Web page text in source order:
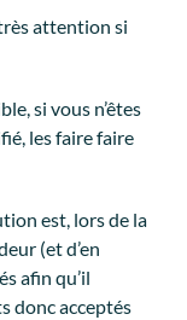
attention si
si vous n’êtes
les faire faire
est, lors de la
(et d’en
afin qu’il
donc acceptés